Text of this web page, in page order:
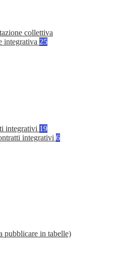
collettiva
integrativa 25
integrativi 19
integrativi 6
pubblicare in tabelle)